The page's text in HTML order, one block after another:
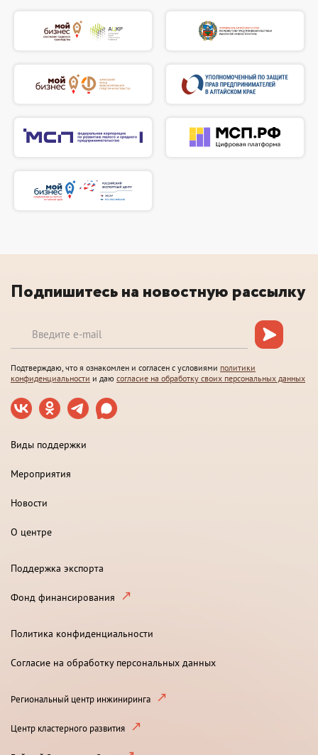
Подпишитесь на новостную рассылку
Подтверждаю, что я ознакомлен и согласен с условиями политики
конфиденциальности и даю согласие на обработку своих персональных данных
Виды поддержки
Мероприятия
Новости
О центре
Поддержка экспорта
Фонд финансирования
Политика конфиденциальности
Согласие на обработку персональных данных
Региональный центр инжиниринга
Центр кластерного развития